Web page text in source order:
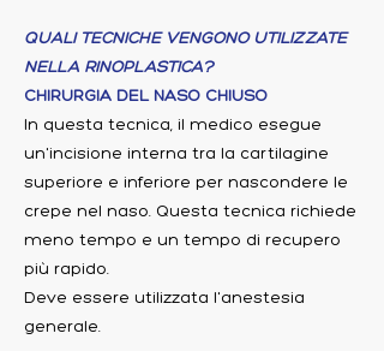
QUALI TECNICHE VENGONO UTILIZZATE
NELLA RINOPLASTICA?
CHIRURGIA DEL NASO CHIUSO
In questa tecnica, il medico esegue
un'incisione interna tra la cartilagine
superiore e inferiore per nascondere le
crepe nel naso. Questa tecnica richiede
meno tempo e un tempo di recupero
più rapido.
Deve essere utilizzata l'anestesia
generale.